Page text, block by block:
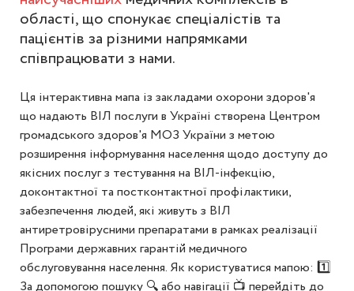
області, що спонукає спеціалістів та
пацієнтів за різними напрямками
співпрацювати з нами.
Ця інтерактивна мапа із закладами охорони здоров'я
що надають ВІЛ послуги в Україні створена Центром
громадського здоров'я МОЗ України з метою
розширення інформування населення щодо доступу до
якісних послуг з тестування на ВІЛ-інфекцію,
доконтактної та постконтактної профілактики,
забезпечення людей, які живуть з ВІЛ
антиретровірусними препаратами в рамках реалізації
Програми державних гарантій медичного
обслуговування населення. Як користуватися мапою: 1️⃣
За допомогою пошуку 🔍 або навігації 📺 перейдіть до